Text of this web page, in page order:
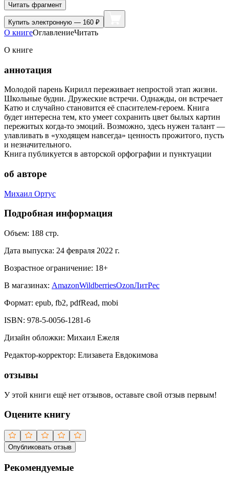
Читать фрагмент
Купить электронную — 160 ₽
О книгеОглавлениеЧитать
О книге
аннотация
Молодой парень Кирилл переживает непростой этап жизни.
Школьные будни. Дружеские встречи. Однажды, он встречает
Катю и случайно становится её спасителем-героем. Книга
будет интересна тем, кто умеет сохранить цвет былых картин
пережитых когда-то эмоций. Возможно, здесь нужен талант —
улавливать в «уходящем навсегда» ценность прожитого, пусть
и незначительного.
Книга публикуется в авторской орфографии и пунктуации
об авторе
Михаил Ортус
Подробная информация
Объем: 188 стр.
Дата выпуска: 24 февраля 2022 г.
Возрастное ограничение: 18+
В магазинах: AmazonWildberriesOzonЛитРес
Формат: epub, fb2, pdfRead, mobi
ISBN: 978-5-0056-1281-6
Дизайн обложки: Михаил Ежеля
Редактор-корректор: Елизавета Евдокимова
отзывы
У этой книги ещё нет отзывов, оставьте свой отзыв первым!
Оцените книгу
Опубликовать отзыв
Рекомендуемые